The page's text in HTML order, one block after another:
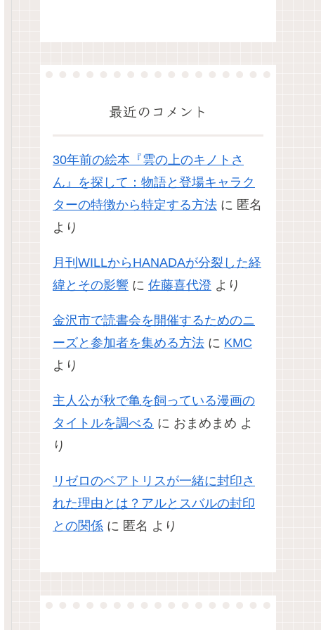
最近のコメント
30年前の絵本『雲の上のキノトさ
ん』を探して：物語と登場キャラク
ターの特徴から特定する方法 に 匿名
より
月刊WILLからHANADAが分裂した経
緯とその影響 に 佐藤喜代澄 より
金沢市で読書会を開催するためのニ
ーズと参加者を集める方法 に KMC
より
主人公が秋で亀を飼っている漫画の
タイトルを調べる に おまめまめ よ
り
リゼロのベアトリスが一緒に封印さ
れた理由とは？アルとスバルの封印
との関係 に 匿名 より